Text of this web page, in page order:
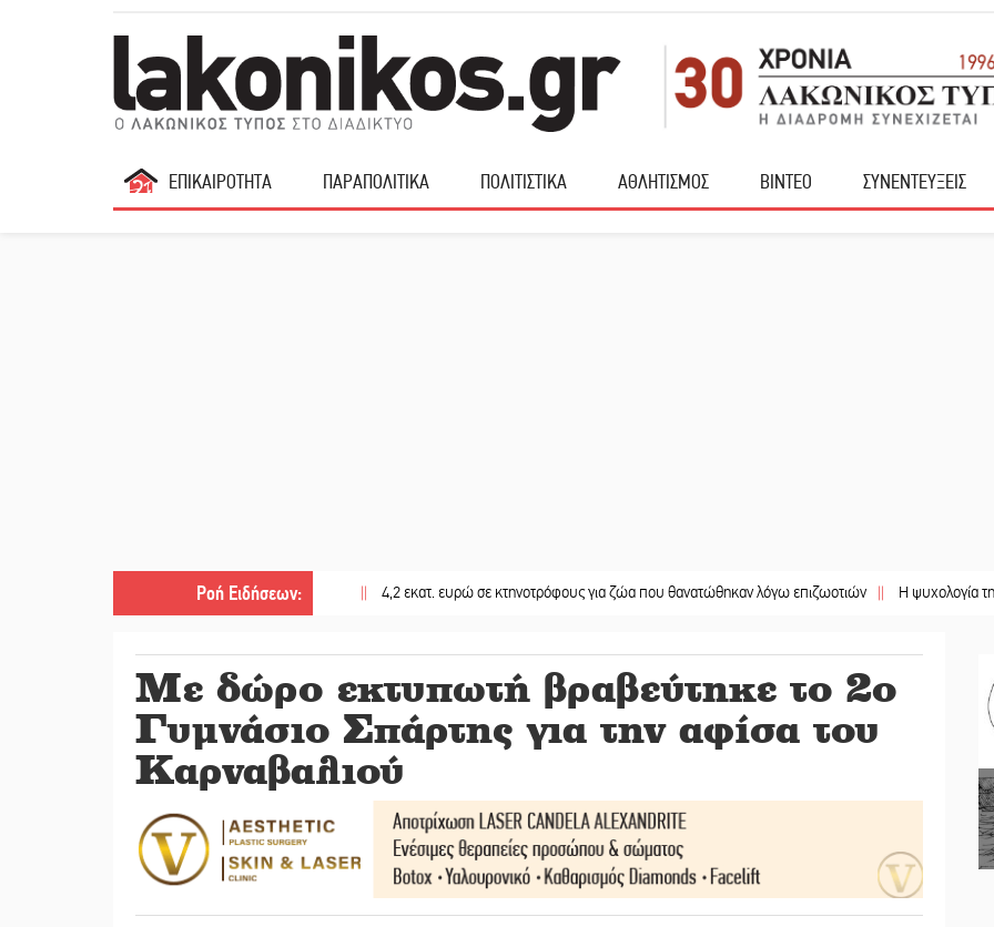
ΕΠΙΚΑΙΡΟΤΗΤΑ ΠΑΡΑΠΟΛΙΤΙΚΑ ΠΟΛΙΤΙΣΤΙΚΑ ΑΘΛΗΤΙΣΜΟΣ ΒΙΝΤΕΟ ΣΥΝΕΝΤΕΥΞΕΙΣ
Ροή Ειδήσεων:
|| 4,2 εκατ. ευρώ σε κτηνοτρόφους για ζώα που θανατώθηκαν λόγω επιζωοτιών || Η ψυχολογία της
Με δώρο εκτυπωτή βραβεύτηκε το 2ο
Γυμνάσιο Σπάρτης για την αφίσα του
Καρναβαλιού